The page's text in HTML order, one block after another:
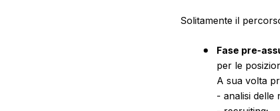
Solitamente il
Fase pre-
per le
A sua volta
- analisi delle